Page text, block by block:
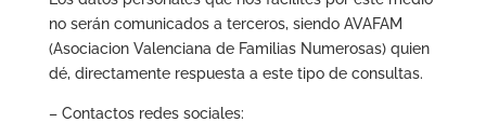
no serán comunicados a terceros, siendo AVAFAM
(Asociacion Valenciana de Familias Numerosas) quien
dé, directamente respuesta a este tipo de consultas.
– Contactos redes sociales: